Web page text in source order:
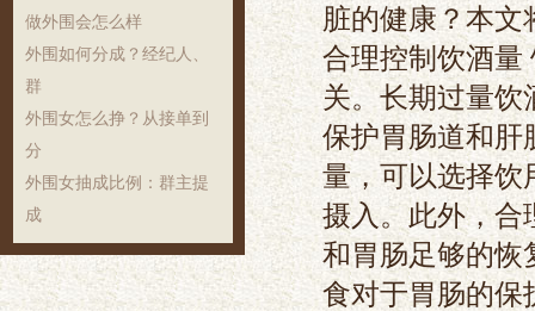
做外围会怎么样
外围如何分成？经纪人、
群
外围女怎么挣？从接单到
分
外围女抽成比例：群主提
成
脏的健康？本文
合理控制饮酒量
关。长期过量饮
保护胃肠道和肝
量，可以选择饮
摄入。此外，合
和胃肠足够的恢
食对于胃肠的保